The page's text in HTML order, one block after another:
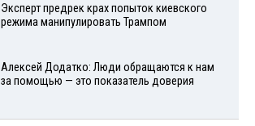
Эксперт предрек крах попыток киевского
режима манипулировать Трампом
Алексей Додатко: Люди обращаются к нам
за помощью — это показатель доверия